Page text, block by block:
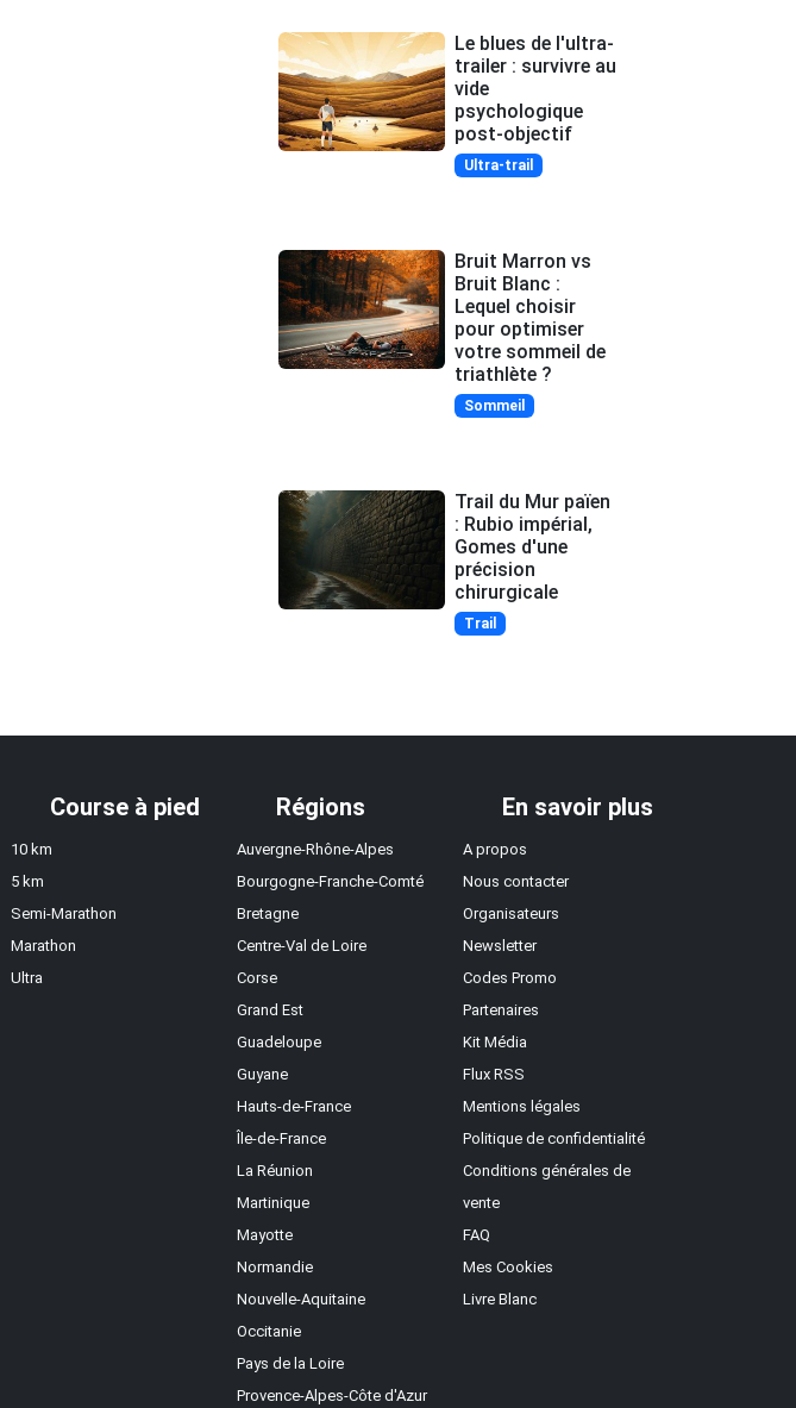
Le blues de l'ultra-
trailer : survivre au
vide
psychologique
post-objectif
Ultra-trail
Bruit Marron vs
Bruit Blanc :
Lequel choisir
pour optimiser
votre sommeil de
triathlète ?
Sommeil
Trail du Mur païen
: Rubio impérial,
Gomes d'une
précision
chirurgicale
Trail
Course à pied
10 km
5 km
Semi-Marathon
Marathon
Ultra
Régions
Auvergne-Rhône-Alpes
Bourgogne-Franche-Comté
Bretagne
Centre-Val de Loire
Corse
Grand Est
Guadeloupe
Guyane
Hauts-de-France
Île-de-France
La Réunion
Martinique
Mayotte
Normandie
Nouvelle-Aquitaine
Occitanie
Pays de la Loire
Provence-Alpes-Côte d'Azur
En savoir plus
A propos
Nous contacter
Organisateurs
Newsletter
Codes Promo
Partenaires
Kit Média
Flux RSS
Mentions légales
Politique de confidentialité
Conditions générales de
vente
FAQ
Mes Cookies
Livre Blanc